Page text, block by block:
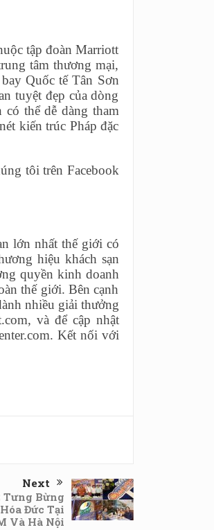
tập đoàn Marriott
tâm thương mại,
Quốc tế Tân Sơn
tuyệt đẹp của dòng
thể dễ dàng tham
kiến trúc Pháp đặc
tôi trên Facebook
lớn nhất thế giới có
hiệu khách sạn
quyền kinh doanh
thế giới. Bên cạnh
nhiều giải thưởng
và để cập nhật
Kết nối với
Next
Bừng
Đức Tại
Và Hà Nội